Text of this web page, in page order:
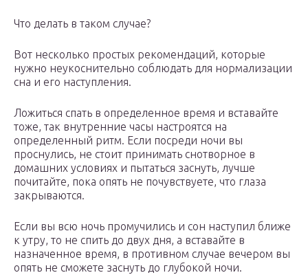
Что делать в таком случае?
Вот несколько простых рекомендаций, которые
нужно неукоснительно соблюдать для нормализации
сна и его наступления.
Ложиться спать в определенное время и вставайте
тоже, так внутренние часы настроятся на
определенный ритм. Если посреди ночи вы
проснулись, не стоит принимать снотворное в
домашних условиях и пытаться заснуть, лучше
почитайте, пока опять не почувствуете, что глаза
закрываются.
Если вы всю ночь промучились и сон наступил ближе
к утру, то не спить до двух дня, а вставайте в
назначенное время, в противном случае вечером вы
опять не сможете заснуть до глубокой ночи.